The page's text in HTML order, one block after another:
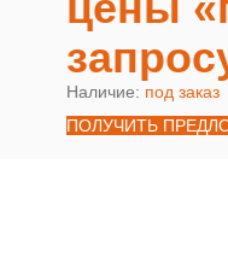
Наличие: под заказ
ПОЛУЧИТЬ